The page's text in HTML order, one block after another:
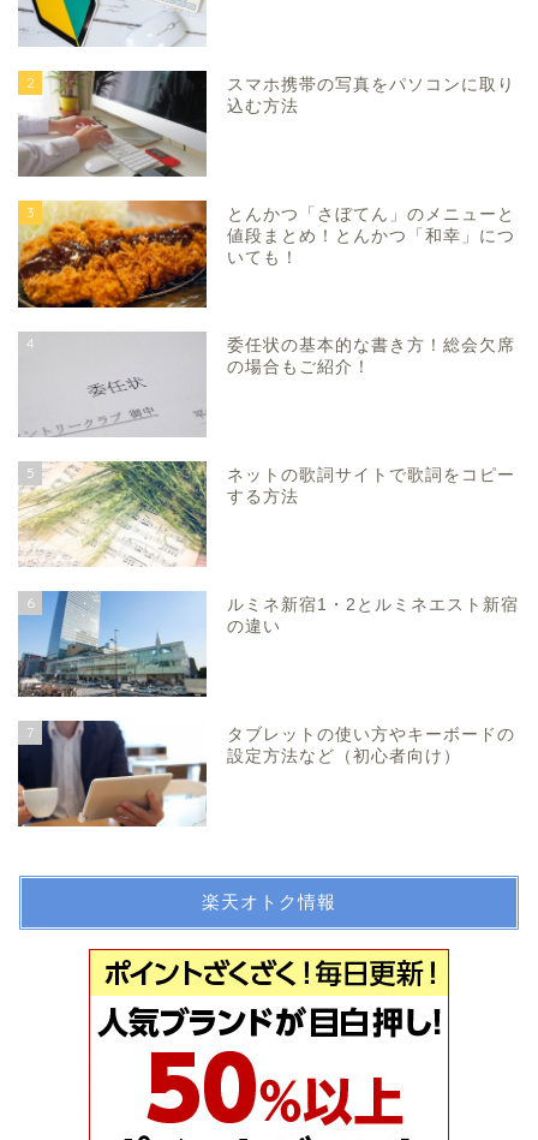
2
スマホ携帯の写真をパソコンに取り
込む方法
3
とんかつ「さぼてん」のメニューと
値段まとめ！とんかつ「和幸」につ
いても！
4
委任状の基本的な書き方！総会欠席
の場合もご紹介！
5
ネットの歌詞サイトで歌詞をコピー
する方法
6
ルミネ新宿1・2とルミネエスト新宿
の違い
7
タブレットの使い方やキーボードの
設定方法など（初心者向け）
楽天オトク情報